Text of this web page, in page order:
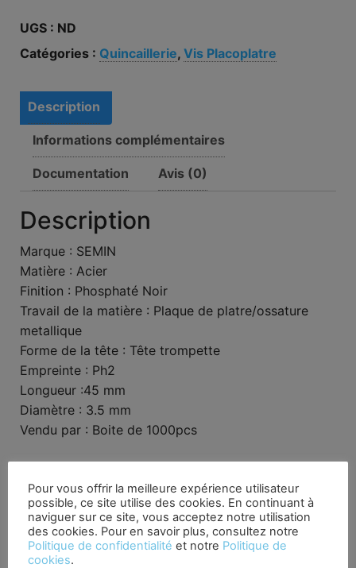
UGS : ND
Catégories : Quincaillerie, Vis Placoplatre
Description
Informations complémentaires
Documentation Avis (0)
Description
Marque : SEMIN
Matière : Acier
Finition : Phosphaté Noir
Travail de la matière : Plaque de platre/ossature
metallique
Forme de la tête : Tête trompette
Empreinte : Ph2
Longueur :45 mm
Diamètre : 3.5 mm
Vendu par : Boite de 1000pcs
Produits similaires
Pour vous offrir la meilleure expérience utilisateur
possible, ce site utilise des cookies. En continuant à
naviguer sur ce site, vous acceptez notre utilisation
des cookies. Pour en savoir plus, consultez notre
Politique de confidentialité et notre Politique de
cookies.